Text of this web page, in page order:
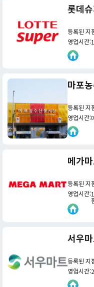
롯데
등록된 지
영업시간:
마포
등록된 지
영업시간:
메가
등록된 지
영업시간:
서우
등록된 지
영업시간: